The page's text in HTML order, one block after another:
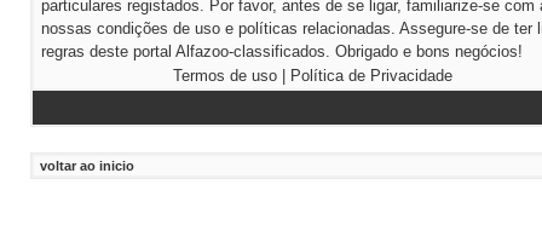
particulares registados. Por favor, antes de se ligar, familiarize-se com
nossas condições de uso e políticas relacionadas. Assegure-se de ter
regras deste portal Alfazoo-classificados. Obrigado e bons negócios!
Termos de uso| Política de Privacidade
voltar ao inicio